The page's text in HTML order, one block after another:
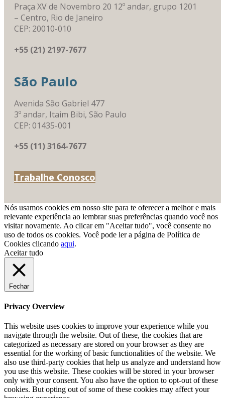
Praça XV de Novembro 20 12º andar, grupo 1201
– Centro, Rio de Janeiro
CEP: 20010-010
+55 (21) 2197-7677
São Paulo
Avenida São Gabriel 477
3º andar, Itaim Bibi, São Paulo
CEP: 01435-001
+55 (11) 3164-7677
Trabalhe Conosco
Nós usamos cookies em nosso site para te oferecer a melhor e mais
relevante experiência ao lembrar suas preferências quando você nos
visitar novamente. Ao clicar em "Aceitar tudo", você consente no
uso de todos os cookies. Você pode ler a página de Política de
Cookies clicando aqui.
Aceitar tudo
Fechar
Privacy Overview
This website uses cookies to improve your experience while you
navigate through the website. Out of these, the cookies that are
categorized as necessary are stored on your browser as they are
essential for the working of basic functionalities of the website. We
also use third-party cookies that help us analyze and understand how
you use this website. These cookies will be stored in your browser
only with your consent. You also have the option to opt-out of these
cookies. But opting out of some of these cookies may affect your